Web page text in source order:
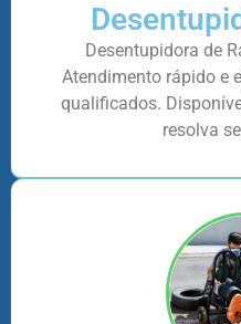
Desentupidora de
Atendimento rápido e
qualificados.
resolva